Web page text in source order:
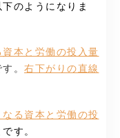
のようになりま
本と労働の投入量
。 右下がりの直線
る資本と労働の投
す。